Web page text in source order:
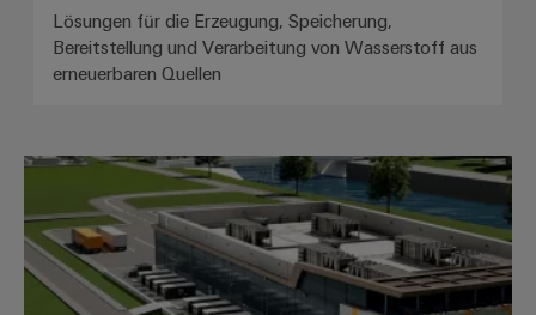
Lösungen für die Erzeugung, Speicherung,
Bereitstellung und Verarbeitung von Wasserstoff aus
erneuerbaren Quellen
Energiespeicher